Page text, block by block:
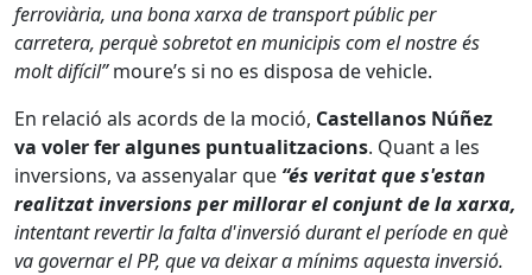
ferroviària, una bona xarxa de transport públic per
carretera, perquè sobretot en municipis com el nostre és
molt difícil”moure’s si no es disposa de vehicle.
En relació als acords de la moció, Castellanos Núñez
va voler fer algunes puntualitzacions. Quant a les
inversions, va assenyalar que “és veritat que s'estan
realitzat inversions per millorar el conjunt de la xarxa,
intentant revertir la falta d'inversió durant el període en què
va governar el PP, que va deixar a mínims aquesta inversió.